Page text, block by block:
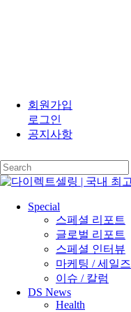
main
content
회원가입
로그인
공지사항
Close
search
Menu
Special
스페셜 리포트
글로벌 리포트
스페셜 인터뷰
마케팅 / 세일즈
이슈 / 칼럼
DS News
Health